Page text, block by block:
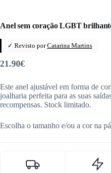
Anel sem coração LGBT
✓ Revisto porCatarina Martins
21.90€
Este anel ajustável em forma de
joalharia perfeita para as suas
recompensas. Stock limitado.
Escolha o tamanho e/ou a cor na